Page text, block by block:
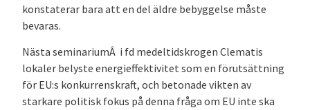
konstaterar bara att en del äldre bebyggelse måste
bevaras.
Nästa seminariumÂ i fd medeltidskrogen Clematis
lokaler belyste energieffektivitet som en förutsättning
för EU:s konkurrenskraft, och betonade vikten av
starkare politisk fokus på denna fråga om EU inte ska